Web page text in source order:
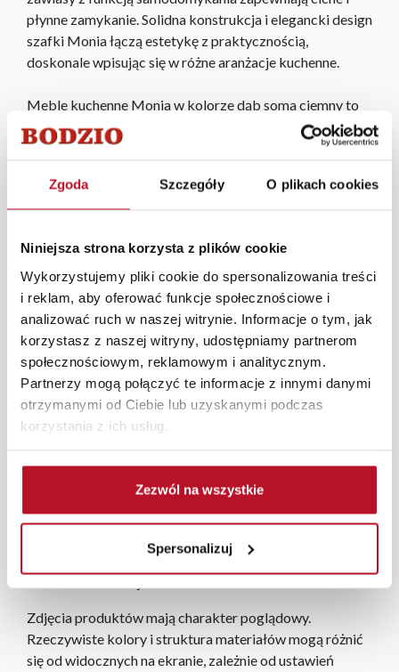
Zgoda Szczegóły O plikach cookies
Niniejsza strona korzysta z plików cookie
Wykorzystujemy pliki cookie do spersonalizowania treści
i reklam, aby oferować funkcje społecznościowe i
analizować ruch w naszej witrynie. Informacje o tym, jak
korzystasz z naszej witryny, udostępniamy partnerom
społecznościowym, reklamowym i analitycznym.
Partnerzy mogą połączyć te informacje z innymi danymi
otrzymanymi od Ciebie lub uzyskanymi podczas
korzystania z ich usług.
Zezwól na wszystkie
Spersonalizuj
płynne zamykanie. Solidna konstrukcja i elegancki design
szafki Monia łączą estetykę z praktycznością,
doskonale wpisując się w różne aranżacje kuchenne.
Meble kuchenne Monia w kolorze dąb soma ciemny to
eleganckie i nowoczesne rozwiązanie dla Twojej kuchni.
Charakteryzują się głębokim, ciemnym odcieniem dębu,
wysokiej jakości materiałów, oferują trwałość i
funkcjonalność, idealnie pasując do różnych aranżacji. Ich
zarówno praktyczne, jak i stylowe, tworząc harmonijną
przestrzeń w Twojej kuchni.
Cena szafki nie obejmuje cokołu. Cokół można dokupić
dodatkowo,
kliknij i zobacz
W każdym z salonów mebli Bodzio oferujemy pomoc w
aranżacji mebli, a nasi pracownicy z wykorzystaniem
programu Planer 3D bezpłatnie zaprojektują i
przygotują kompleksową wizualizację Państwa
roboczych na terenie całej Polski. W przypadku
zamówień internetowych czas dostawy wynosi do 5 dni
roboczych, również na terenie całego kraju. Wszystkie
zamówienia powyżej 1000 zł dostarczamy gratis
Zdjęcia produktów mają charakter poglądowy.
Rzeczywiste kolory i struktura materiałów mogą różnić
się od widocznych na ekranie, zależnie od ustawień